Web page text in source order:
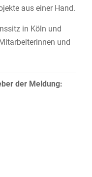
aus einer Hand.
in Köln und
und
der Meldung: